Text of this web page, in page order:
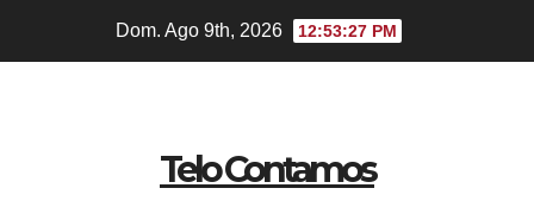
Dom. Ago 9th, 2026 12:53:28 PM
Telo Contamos